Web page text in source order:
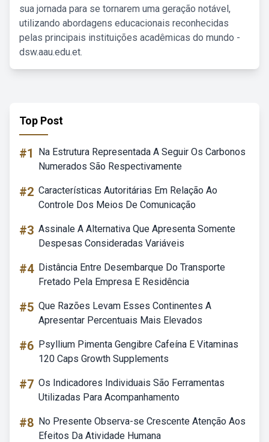
sua jornada para se tornarem uma geração notável,
utilizando abordagens educacionais reconhecidas
pelas principais instituições acadêmicas do mundo -
dsw.aau.edu.et.
Top Post
#1
Na Estrutura Representada A Seguir Os Carbonos
Numerados São Respectivamente
#2 Características Autoritárias Em Relação Ao
Controle Dos Meios De Comunicação
#3 Assinale A Alternativa Que Apresenta Somente
Despesas Consideradas Variáveis
#4 Distância Entre Desembarque Do Transporte
Fretado Pela Empresa E Residência
#5 Que Razões Levam Esses Continentes A
Apresentar Percentuais Mais Elevados
#6 Psyllium Pimenta Gengibre Cafeína E Vitaminas
120 Caps Growth Supplements
#7 Os Indicadores Individuais São Ferramentas
Utilizadas Para Acompanhamento
#8 No Presente Observa-se Crescente Atenção Aos
Efeitos Da Atividade Humana